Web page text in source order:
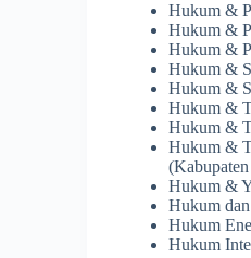
Hukum &
Hukum &
Hukum &
Hukum &
Hukum &
Hukum &
Hukum &
Hukum &
Hukum &
Hukum
Hukum
Hukum